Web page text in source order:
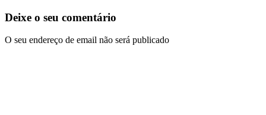
Deixe o seu comentário
O seu endereço de email não será publicado